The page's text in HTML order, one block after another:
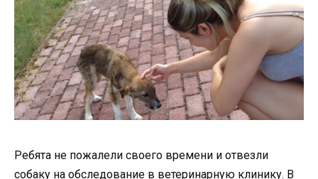
Ребята не пожалели своего времени и отвезли
собаку на обследование в ветеринарную клинику. В